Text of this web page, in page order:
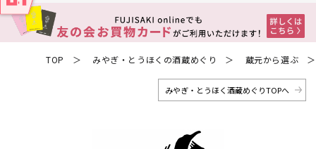
TOP ＞ みやぎ・とうほくの酒蔵めぐり ＞ 蔵元から選ぶ ＞
みやぎ・とうほく酒蔵めぐりTOPへ